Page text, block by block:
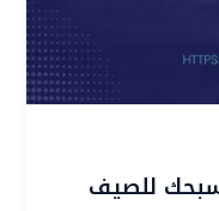
للصيف